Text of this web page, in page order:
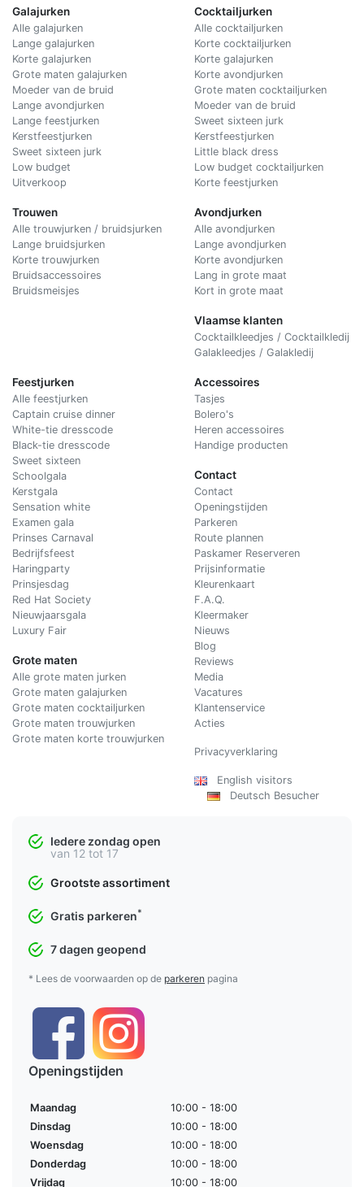
Galajurken
Alle galajurken
Lange galajurken
Korte galajurken
Grote maten galajurken
Moeder van de bruid
Lange avondjurken
Lange feestjurken
Kerstfeestjurken
Sweet sixteen jurk
Low budget
Uitverkoop
Trouwen
Alle trouwjurken / bruidsjurken
Lange bruidsjurken
Korte trouwjurken
Bruidsaccessoires
Bruidsmeisjes
Cocktailjurken
Alle cocktailjurken
Korte cocktailjurken
Korte galajurken
Korte avondjurken
Grote maten cocktailjurken
Moeder van de bruid
Sweet sixteen jurk
Kerstfeestjurken
Little black dress
Low budget cocktailjurken
Korte feestjurken
Avondjurken
Alle avondjurken
Lange avondjurken
Korte avondjurken
Lang in grote maat
Kort in grote maat
Vlaamse klanten
Cocktailkleedjes / Cocktailkledij
Galakleedjes / Galakledij
Feestjurken
Alle feestjurken
Captain cruise dinner
White-tie dresscode
Black-tie dresscode
Sweet sixteen
Schoolgala
Kerstgala
Sensation white
Examen gala
Prinses Carnaval
Bedrijfsfeest
Haringparty
Prinsjesdag
Red Hat Society
Nieuwjaarsgala
Luxury Fair
Grote maten
Alle grote maten jurken
Grote maten galajurken
Grote maten cocktailjurken
Grote maten trouwjurken
Grote maten korte trouwjurken
Accessoires
Tasjes
Bolero's
Heren accessoires
Handige producten
Contact
Contact
Openingstijden
Parkeren
Route plannen
Paskamer Reserveren
Prijsinformatie
Kleurenkaart
F.A.Q.
Kleermaker
Nieuws
Blog
Reviews
Media
Vacatures
Klantenservice
Acties
Privacyverklaring
English visitors
Deutsch Besucher
Iedere zondag open
van 12 tot 17
Grootste assortiment
Gratis parkeren*
7 dagen geopend
* Lees de voorwaarden op de parkeren pagina
Openingstijden
Maandag
10:00 - 18:00
Dinsdag
10:00 - 18:00
Woensdag
10:00 - 18:00
Donderdag
10:00 - 18:00
Vrijdag
10:00 - 18:00